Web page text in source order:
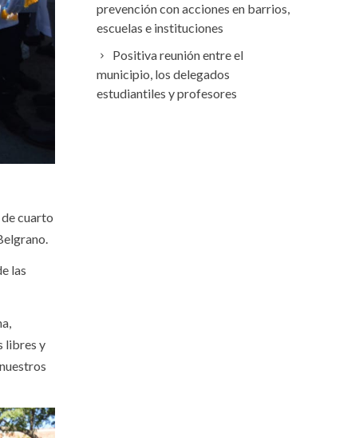
cuarto
las
libres y
prevención con acciones en barrios,
escuelas e instituciones
Positiva reunión entre el
municipio, los delegados
estudiantiles y profesores